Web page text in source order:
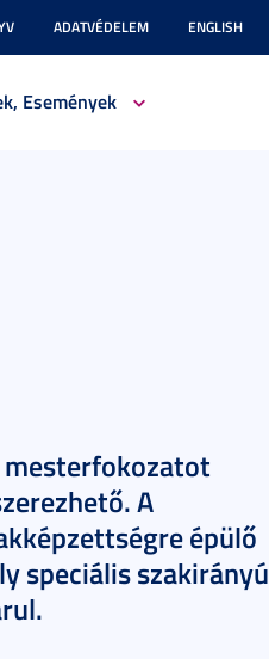
ADATVÉDELEM ENGLISH
Események
mesterfokozatot
A
épülő
speciális szakirányú